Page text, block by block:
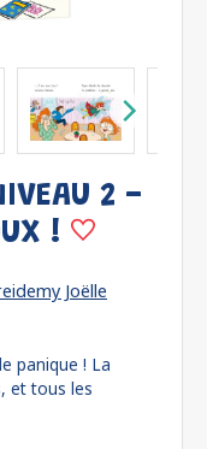
2 -
!
Joëlle
panique ! La
et tous les